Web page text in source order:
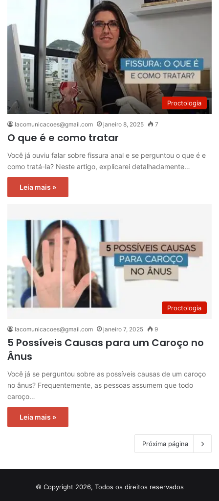
Proctologia
lacomunicacoes@gmail.com janeiro 8, 2025 7
O que é e como tratar
Você já ouviu falar sobre fissura anal e se perguntou o que é e
como tratá-la? Neste artigo, explicarei detalhadamente…
Leia mais »
Proctologia
lacomunicacoes@gmail.com janeiro 7, 2025 9
5 Possíveis Causas para um Caroço no
Ânus
Você já se perguntou sobre as possíveis causas de um caroço
no ânus? Frequentemente, as pessoas assumem que todo
caroço…
Leia mais »
Próxima página
© Copyright 2026, Todos os direitos reservados